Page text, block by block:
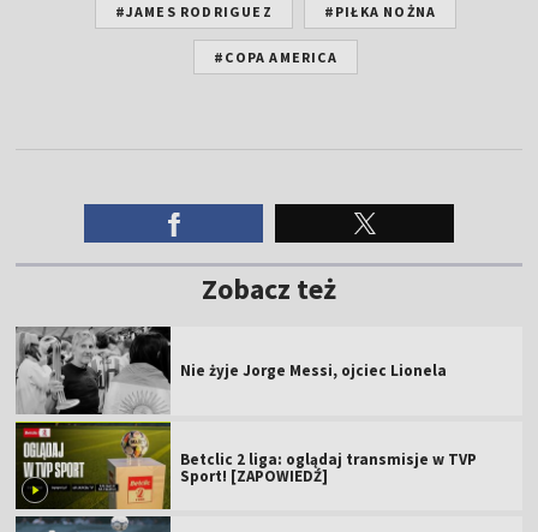
#JAMES RODRIGUEZ #PIŁKA NOŻNA
#COPA AMERICA
Zobacz też
Nie żyje Jorge Messi, ojciec Lionela
Betclic 2 liga: oglądaj transmisje w TVP
Sport! [ZAPOWIEDŹ]